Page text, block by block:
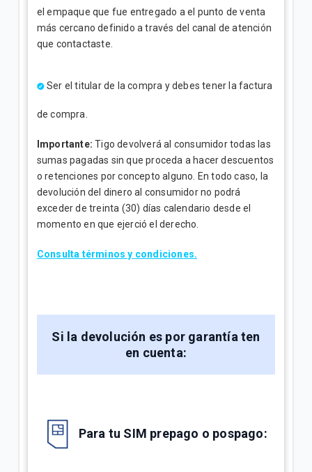
el empaque que fue entregado a el punto de venta
más cercano definido a través del canal de atención
que contactaste.
Ser el titular de la compra y debes tener la factura
de compra.
Importante: Tigo devolverá al consumidor todas las
sumas pagadas sin que proceda a hacer descuentos
o retenciones por concepto alguno. En todo caso, la
devolución del dinero al consumidor no podrá
exceder de treinta (30) días calendario desde el
momento en que ejerció el derecho.
Consulta términos y condiciones.
Si la devolución es por garantía ten
en cuenta:
Para tu SIM prepago o pospago: